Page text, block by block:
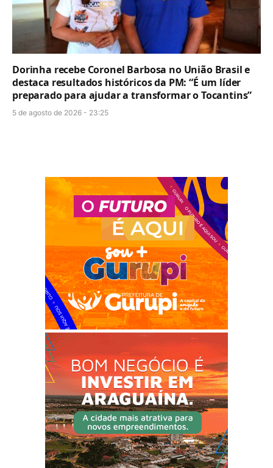
Dorinha recebe Coronel Barbosa no União Brasil e
destaca resultados históricos da PM: “É um líder
preparado para ajudar a transformar o Tocantins”
5 de agosto de 2026 - 23:25